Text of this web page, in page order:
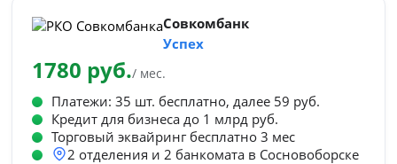
Совкомбанк
Успех
1780 руб./ мес.
Платежи: 35 шт. бесплатно, далее 59 руб.
Кредит для бизнеса до 1 млрд руб.
Торговый эквайринг бесплатно 3 мес
2 отделения и 2 банкомата в Сосновоборске